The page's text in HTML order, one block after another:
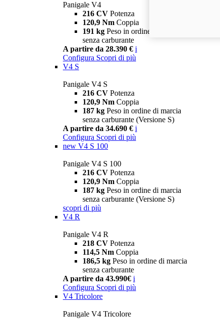
Panigale V4
216 CV Potenza
120,9 Nm Coppia
191 kg Peso in ordine di marcia
senza carburante
A partire da 28.390 € i
Configura Scopri di più
V4 S
Panigale V4 S
216 CV Potenza
120,9 Nm Coppia
187 kg Peso in ordine di marcia
senza carburante (Versione S)
A partire da 34.690 € i
Configura Scopri di più
new V4 S 100
Panigale V4 S 100
216 CV Potenza
120,9 Nm Coppia
187 kg Peso in ordine di marcia
senza carburante (Versione S)
scopri di più
V4 R
Panigale V4 R
218 CV Potenza
114,5 Nm Coppia
186,5 kg Peso in ordine di marcia
senza carburante
A partire da 43.990€ i
Configura Scopri di più
V4 Tricolore
Panigale V4 Tricolore